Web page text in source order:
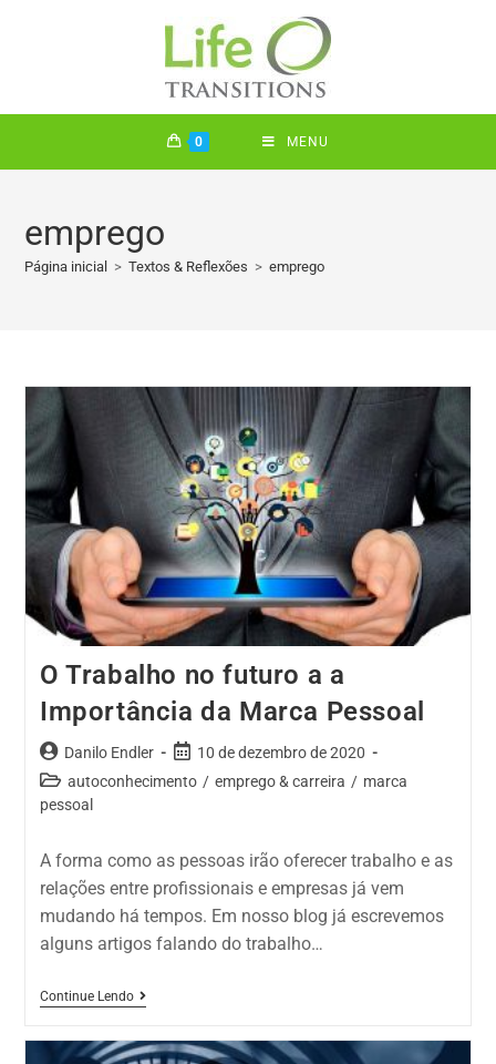
0 MENU
emprego
Página inicial > Textos & Reflexões > emprego
O Trabalho no futuro a a
Importância da Marca Pessoal
Danilo Endler
10 de dezembro de 2020
autoconhecimento / emprego & carreira / marca
pessoal
A forma como as pessoas irão oferecer trabalho e as
relações entre profissionais e empresas já vem
mudando há tempos. Em nosso blog já escrevemos
alguns artigos falando do trabalho…
Continue Lendo